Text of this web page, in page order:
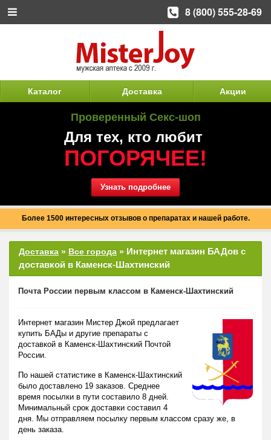
Каталог Доставка Акции
Проверенный Секс-шоп
Для тех, кто любит
ПОГОРЯЧЕЕ!
Узнать подробнее
Более 1500 интересных отзывов о препаратах и нашей работе.
Доставка » Все города » Интернет магазин БАДов с
доставкой в Каменск-Шахтинский
Почта России первым классом в Каменск-Шахтинский
Интернет магазин Мистер Джой предлагает
купить БАДы и другие препараты с
доставкой в Каменск-Шахтинский Почтой
России.
По нашей статистике в Каменск-Шахтинский
было доставлено 19 заказов. Среднее
время посылки в пути составило 8 дней.
Минимальный срок доставки составил 4
дня. Мы отправляем посылку первым классом сразу же, в
день заказа.
8 (800) 555-28-69